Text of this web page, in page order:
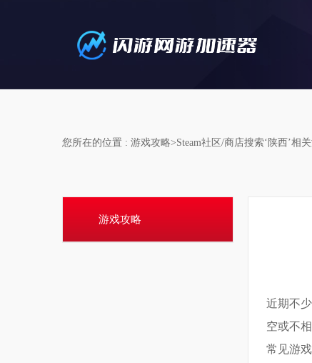
您所在的位置 : 游戏攻略>Steam社区/商店搜索‘陕西’相
游戏攻略
近期不
空或不
常见游